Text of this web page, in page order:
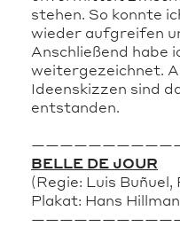
stehen. So konnte
wieder aufgreifen
Anschließend habe
weitergezeichnet.
Ideenskizzen sind
entstanden.
BELLE DE JOUR
(Regie: Luis Buñuel,
Plakat: Hans